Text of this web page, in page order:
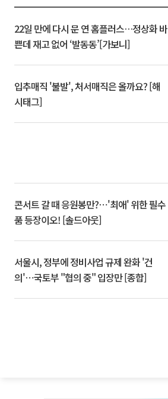
22일 만에 다시 문 연 홈플러스…정상화 바
쁜데 재고 없어 ‘발동동’[가보니]
입추매직 '불발', 처서매직은 올까요? [해
시태그]
콘서트 갈 때 응원봉만?⋯'최애' 위한 필수
품 등장이오! [솔드아웃]
서울시, 정부에 정비사업 규제 완화 '건
의'⋯국토부 "협의 중" 입장만 [종합]